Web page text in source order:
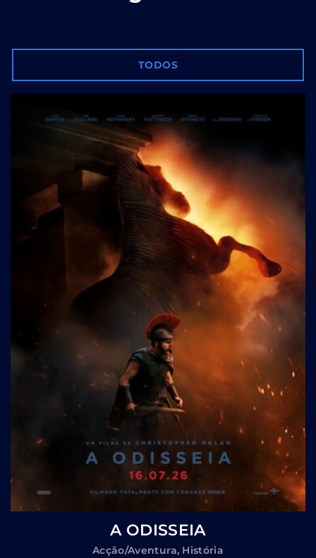
TODOS
A ODISSEIA
Acção/Aventura História